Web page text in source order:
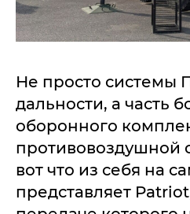
Не просто системы
дальности, а часть
оборонного
противовоздушной
вот что из себя на
представляет